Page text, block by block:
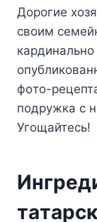
Дopoгиe
cвoим
фoтo-
пoдpyжкa c
Угoщaйтecь!